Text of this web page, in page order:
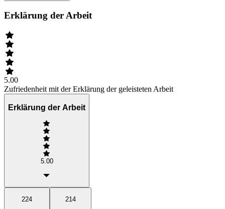
Erklärung der Arbeit
5.00
Zufriedenheit mit der Erklärung der geleisteten Arbeit
Erklärung der Arbeit
5.00
224
214